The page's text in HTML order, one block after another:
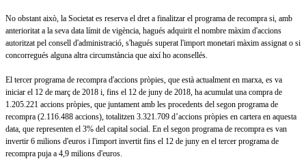
No obstant això, la Societat es reserva el dret a finalitzar el programa de recompra si, amb
anterioritat a la seva data límit de vigència, hagués adquirit el nombre màxim d'accions
autoritzat pel consell d'administració, s'hagués superat l'import monetari màxim assignat o si
concorregués alguna altra circumstància que així ho aconsellés.
El tercer programa de recompra d'accions pròpies, que està actualment en marxa, es va
iniciar el 12 de març de 2018 i, fins el 12 de juny de 2018, ha acumulat una compra de
1.205.221 accions pròpies, que juntament amb les procedents del segon programa de
recompra (2.116.488 accions), totalitzen 3.321.709 d’accions pròpies en cartera en aquesta
data, que representen el 3% del capital social. En el segon programa de recompra es van
invertir 6 milions d'euros i l'import invertit fins el 12 de juny en el tercer programa de
recompra puja a 4,9 milions d'euros.